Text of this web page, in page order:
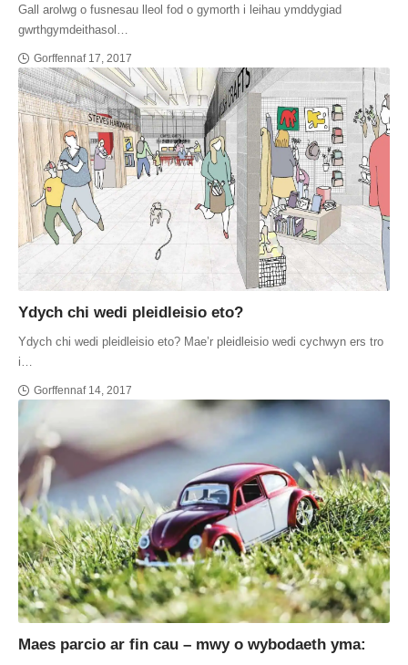
Gall arolwg o fusnesau lleol fod o gymorth i leihau ymddygiad
gwrthgymdeithasol…
Gorffennaf 17, 2017
Ydych chi wedi pleidleisio eto?
Ydych chi wedi pleidleisio eto? Mae’r pleidleisio wedi cychwyn ers tro
i…
Gorffennaf 14, 2017
Maes parcio ar fin cau – mwy o wybodaeth yma: